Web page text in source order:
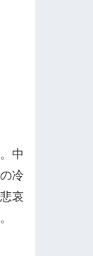
中
冷
哀